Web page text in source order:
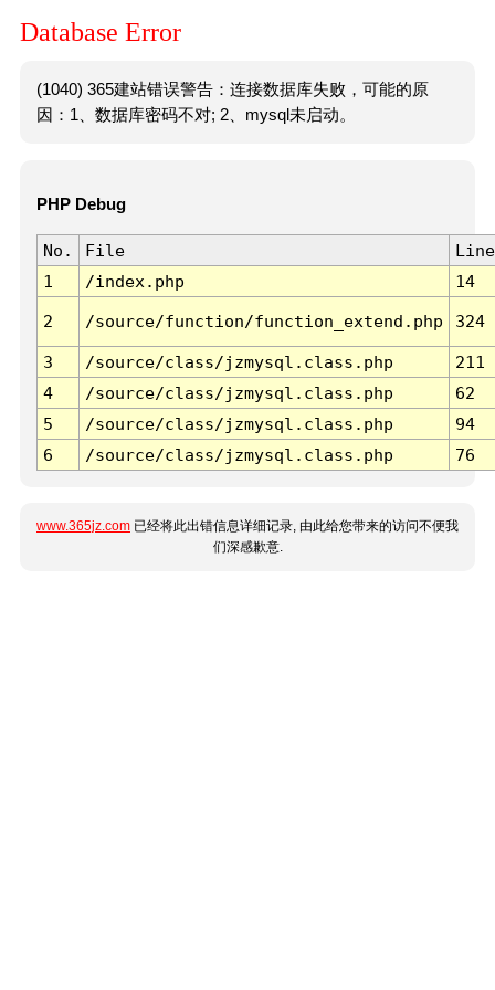
Database Error
(1040) 365建站错误警告：连接数据库失败，可能的原
因：1、数据库密码不对; 2、mysql未启动。
PHP Debug
No. File
Line
1
/index.php 14
2 /source/function/function_extend.php 324
3 /source/class/jzmysql.class.php
211
4
/source/class/jzmysql.class.php
62
5
/source/class/jzmysql.class.php
94
6
/source/class/jzmysql.class.php 76
www.365jz.com 已经将此出错信息详细记录, 由此给您带来的访问不便我
们深感歉意.